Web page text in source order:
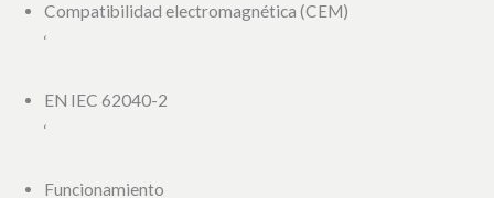
Compatibilidad electromagnética (CEM)
‘
EN IEC 62040-2
‘
Funcionamiento